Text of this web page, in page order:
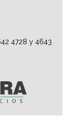
4728 y 4643